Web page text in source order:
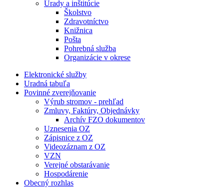
Úrady a inštitúcie
Školstvo
Zdravotníctvo
Knižnica
Pošta
Pohrebná služba
Organizácie v okrese
Elektronické služby
Uradná tabuľa
Povinné zverejňovanie
Výrub stromov - prehľad
Zmluvy, Faktúry, Objednávky
Archív FZO dokumentov
Uznesenia OZ
Zápisnice z OZ
Videozáznam z OZ
VZN
Verejné obstarávanie
Hospodárenie
Obecný rozhlas